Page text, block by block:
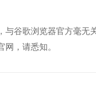
与谷歌浏览器官方毫无
，请悉知。